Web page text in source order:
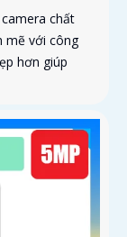
chất
mẽ với công
hơn giúp